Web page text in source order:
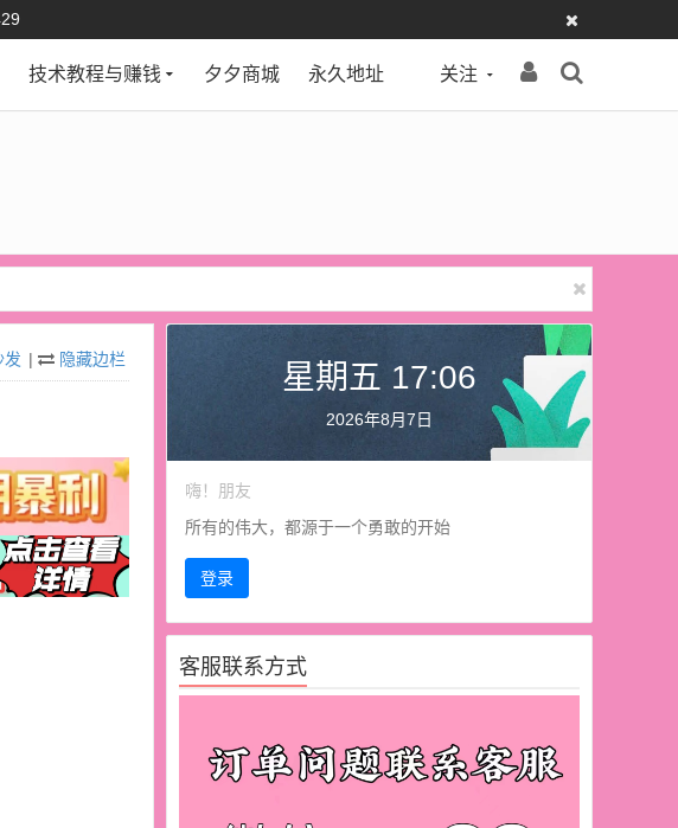
关注
技术教程与赚钱 夕夕商城 永久地址
| 隐藏边栏
发 星期五 17:06
2026年8月7日
嗨！朋友
所有的伟大，都源于一个勇敢的开始
登录
客服联系方式